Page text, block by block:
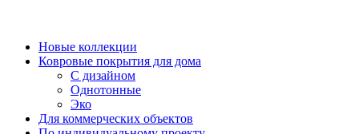
Новые коллекции
Ковровые покрытия для дома
С дизайном
Однотонные
Эко
Для коммерческих объектов